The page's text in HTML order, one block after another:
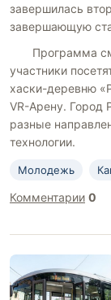
завершилась
завершающую
Программа
участники
хаски-деревню
VR-Арену. Город
разные
технологии.
Молодежь
Комментарии 0